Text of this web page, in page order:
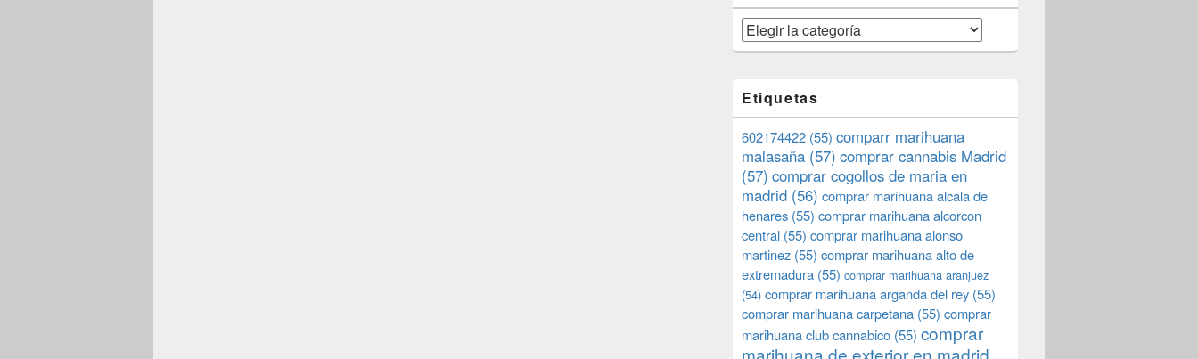
Categorías
Etiquetas
602174422 (55) comparr marihuana
malasaña (57) comprar cannabis Madrid
(57) comprar cogollos de maria en
madrid (56) comprar marihuana alcala de
henares (55) comprar marihuana alcorcon
central (55) comprar marihuana alonso
martinez (55) comprar marihuana alto de
extremadura (55) comprar marihuana aranjuez
(54) comprar marihuana arganda del rey (55)
comprar marihuana carpetana (55) comprar
marihuana club cannabico (55) comprar